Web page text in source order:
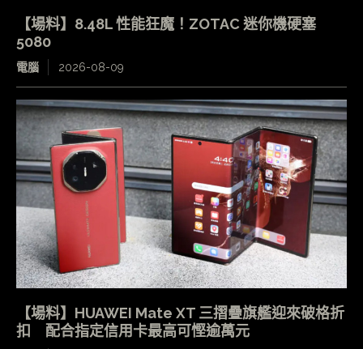
【場料】8.48L 性能狂魔！ZOTAC 迷你機硬塞
5080
電腦 2026-08-09
【場料】HUAWEI Mate XT 三摺疊旗艦迎來破格折
扣 配合指定信用卡最高可慳逾萬元